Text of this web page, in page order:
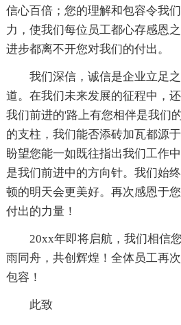
信心百倍；您的理解和包容令我
力，使我们每位员工都心存感恩
进步都离不开您对我们的付出。
我们深信，诚信是企业立足
道。在我们未来发展的征程中，
我们前进的'路上有您相伴是我们
的支柱，我们能否添砖加瓦都源
盼望您能一如既往指出我们工作
是我们前进中的方向针。我们始
顿的明天会更美好。再次感恩于
付出的力量！
20xx年即将启航，我们相信
雨同舟，共创辉煌！全体员工再
包容！
此致